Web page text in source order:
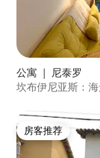
公寓 ｜ 尼泰罗
坎布伊尼亚斯：
房客推荐
房客推荐